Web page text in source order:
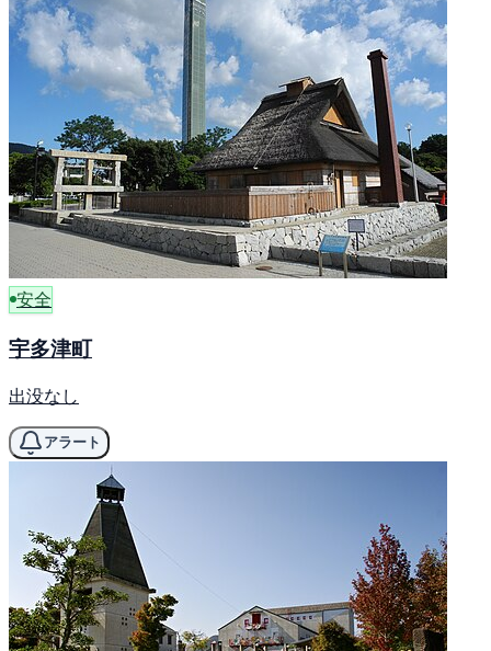
安全
宇多津町
出没なし
アラート